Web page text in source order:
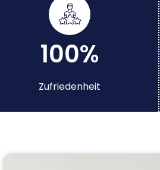
100%
Zufriedenheit